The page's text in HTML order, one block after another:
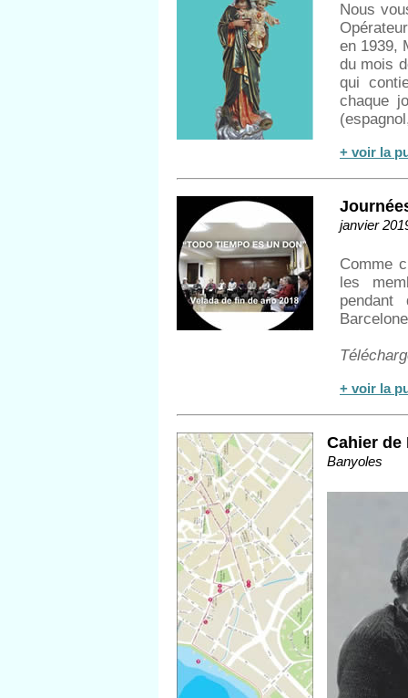
Nous
en 1939,
du mois
qui
chaque
+ voir la
janvier
Comme
les
+ voir la
Cahier de
Banyoles